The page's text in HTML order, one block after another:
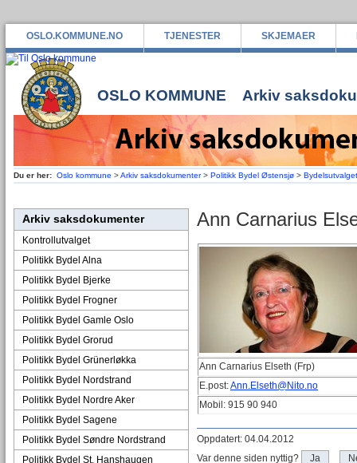
OSLO.KOMMUNE.NO TJENESTER SKJEMAER
OSLO KOMMUNE Arkiv
Du er her: Oslo kommune >Arkiv saksdokumenter> Politikk Bydel Østensjø > Bydelsutvalget
Arkiv saksdokumenter
Kontrollutvalget
Politikk Bydel Alna
Politikk Bydel Bjerke
Politikk Bydel Frogner
Politikk Bydel Gamle Oslo
Politikk Bydel Grorud
Politikk Bydel Grünerløkka
Politikk Bydel Nordstrand
Politikk Bydel Nordre Aker
Politikk Bydel Sagene
Politikk Bydel Søndre Nordstrand
Politikk Bydel St. Hanshaugen
Ann Carnarius
Ann Carnarius Elseth (Frp)
E.post:Ann.Elseth@Nito.no
Mobil: 915 90 940
Oppdatert: 04.04.2012
Var denne siden nyttig?
Ja